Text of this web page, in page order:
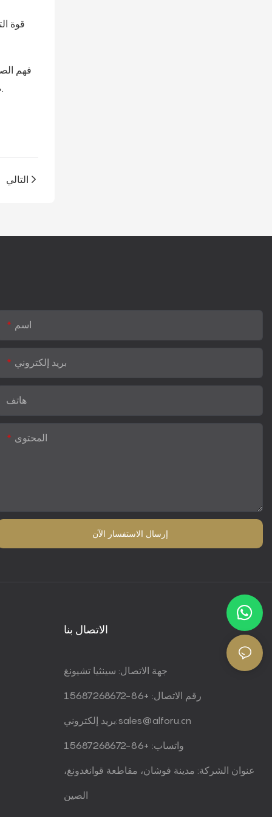
قوة
فهم
صنع الإسفنج المتقدمة وحلول الرغوة المخصصة لمساعدتك على التحكم في عملية التفاعل بدقة ، وتقليل النفايات ، وزيادة تناسق الإنتاج.
التالي
اسم
بريد إلكتروني
هاتف
المحتوى
إرسال الاستفسار الآن
الاتصال بنا
جهة الاتصال: سينثيا تشيونغ
رقم الاتصال: +86-15687268672
بريد إلكتروني:sales@alforu.cn
واتساب: +86-15687268672
عنوان الشركة: مدينة فوشان، مقاطعة قوانغدونغ،
الصين